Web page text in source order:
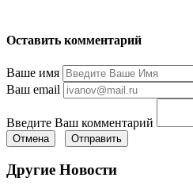
Оставить комментарий
Ваше имя
Ваш email
Введите Ваш комментарий
Отмена Отправить
Другие Новости